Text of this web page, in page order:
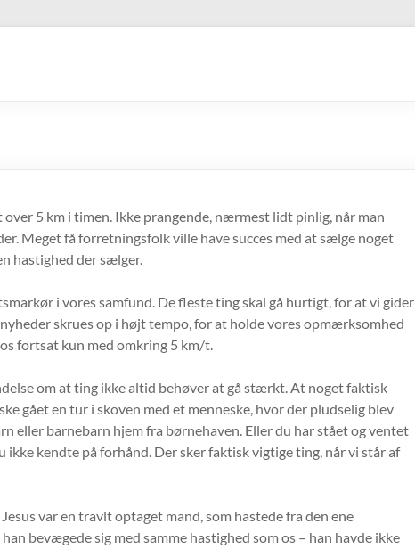
5 km i timen. Ikke prangende, nærmest lidt pinlig, når man
Meget få forretningsfolk ville have succes med at sælge noget
hastighed der sælger.
i vores samfund. De fleste ting skal gå hurtigt, for at vi gider
skrues op i højt tempo, for at holde vores opmærksomhed
fortsat kun med omkring 5 km/t.
om at ting ikke altid behøver at gå stærkt. At noget faktisk
gået en tur i skoven med et menneske, hvor der pludselig blev
eller barnebarn hjem fra børnehaven. Eller du har stået og ventet
ikke kendte på forhånd. Der sker faktisk vigtige ting, når vi står af
var en travlt optaget mand, som hastede fra den ene
bevægede sig med samme hastighed som os – han havde ikke